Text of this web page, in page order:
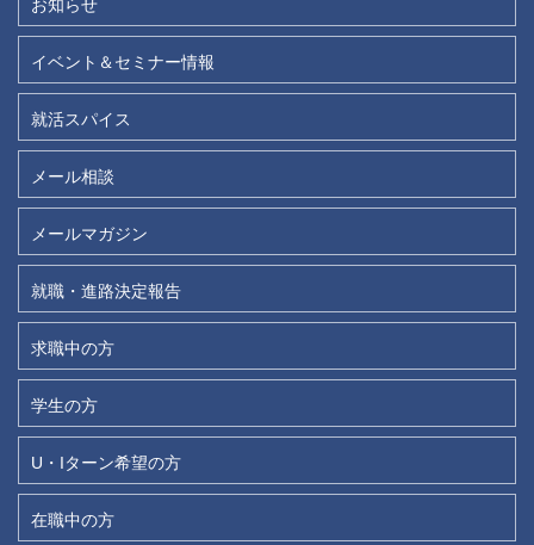
お知らせ
イベント＆セミナー情報
就活スパイス
メール相談
メールマガジン
就職・進路決定報告
求職中の方
学生の方
U・Iターン希望の方
在職中の方